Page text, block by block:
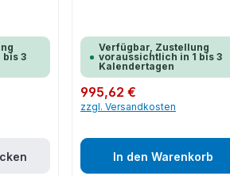
bis 3
Verfügbar, Zustellung
voraussichtlich in 1 bis 3
Kalendertagen
Regulärer Preis:
995,62 €
zzgl. Versandkosten
In den Warenkorb